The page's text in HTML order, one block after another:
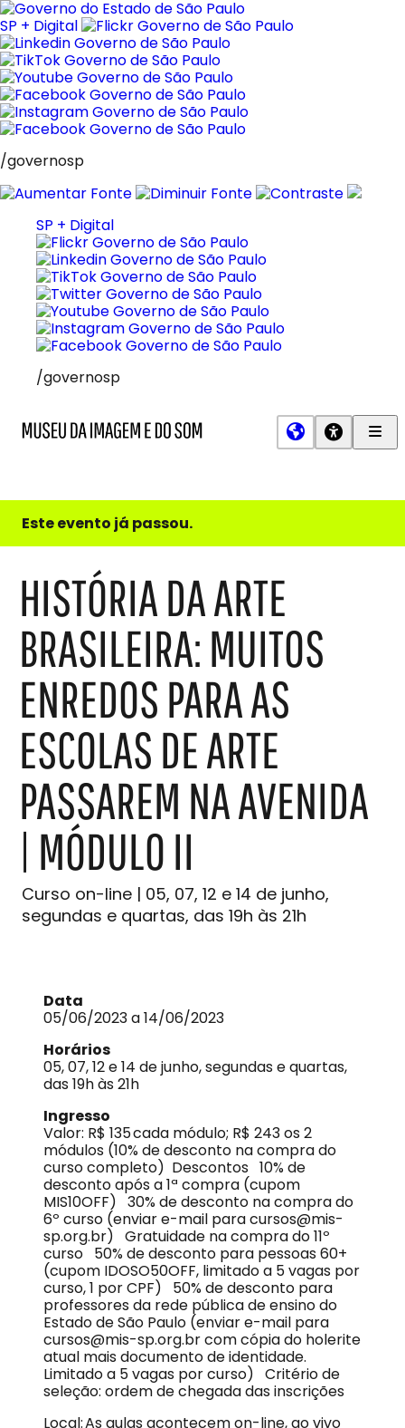
Pular
para
o
conteúdo
SP + Digital
/governosp
SP + Digital
/governosp
e
do
Este evento já passou.
HISTÓRIA DA ARTE
BRASILEIRA: MUITOS
ENREDOS PARA AS
ESCOLAS DE ARTE
PASSAREM NA AVENIDA
| MÓDULO II
Curso on-line | 05, 07, 12 e 14 de junho,
segundas e quartas, das 19h às 21h
Data
05/06/2023 a 14/06/2023
Horários
05, 07, 12 e 14 de junho, segundas e quartas,
das 19h às 21h
Ingresso
Valor: R$ 135 cada módulo; R$ 243 os 2
módulos (10% de desconto na compra do
curso completo) Descontos 10% de
desconto após a 1ª compra (cupom
MIS10OFF) 30% de desconto na compra do
6º curso (enviar e-mail para cursos@mis-
sp.org.br) Gratuidade na compra do 11º
curso 50% de desconto para pessoas 60+
(cupom IDOSO50OFF, limitado a 5 vagas por
curso, 1 por CPF) 50% de desconto para
professores da rede pública de ensino do
Estado de São Paulo (enviar e-mail para
cursos@mis-sp.org.br com cópia do holerite
atual mais documento de identidade.
Limitado a 5 vagas por curso) Critério de
seleção: ordem de chegada das inscrições
Local: As aulas acontecem on-line, ao vivo